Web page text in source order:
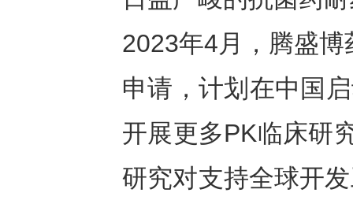
2023年4月，腾盛
申请，计划在中国
开展更多PK临床研
研究对支持全球开